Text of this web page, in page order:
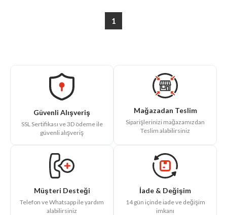
1
Güvenli Alışveriş
SSL Sertifikası ve 3D ödeme ile
güvenli alışveriş
Mağazadan Teslim
Siparişlerinizi mağazamızdan
Teslim alabilirsiniz
Müşteri Desteği
Telefon ve Whatsapp ile yardım
alabilirsiniz
İade & Değişim
14 gün içinde iade ve değişim
imkanı